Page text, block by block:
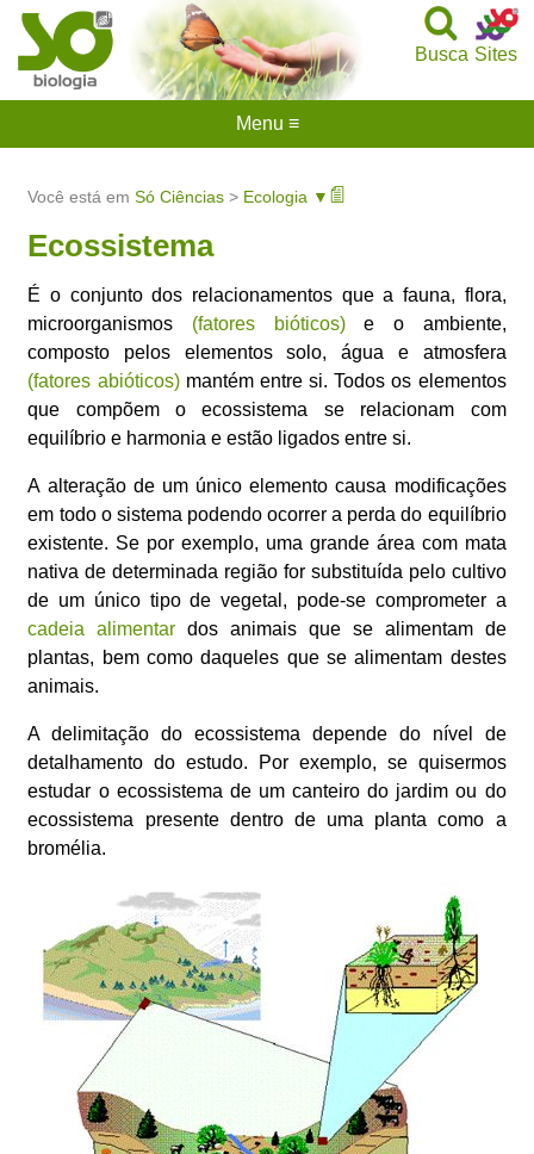
Sites
Busca
Você está emSó Ciências > Ecologia ▼
Ecossistema
É o conjunto dos relacionamentos que a fauna, flora,
microorganismos (fatores bióticos)e o ambiente,
composto pelos elementos solo, água e atmosfera
(fatores abióticos)mantém entre si. Todos os elementos
que compõem o ecossistema se relacionam com
equilíbrio e harmonia e estão ligados entre si.
A alteração de um único elemento causa modificações
em todo o sistema podendo ocorrer a perda do equilíbrio
existente. Se por exemplo, uma grande área com mata
nativa de determinada região for substituída pelo cultivo
de um único tipo de vegetal, pode-se comprometer a
cadeia alimentar dos animais que se alimentam de
plantas, bem como daqueles que se alimentam destes
animais.
A delimitação do ecossistema depende do nível de
detalhamento do estudo. Por exemplo, se quisermos
estudar o ecossistema de um canteiro do jardim ou do
ecossistema presente dentro de uma planta como a
bromélia.